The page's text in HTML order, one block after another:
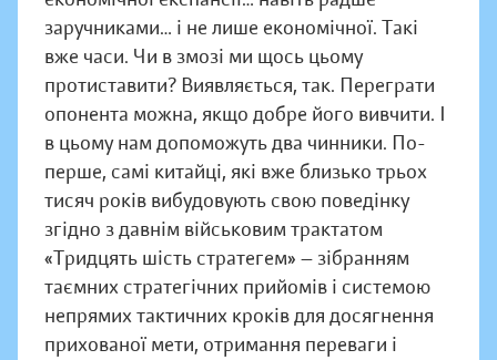
заручниками… і не лише економічної. Такі
вже часи. Чи в змозі ми щось цьому
протиставити? Виявляється, так. Переграти
опонента можна, якщо добре його вивчити. І
в цьому нам допоможуть два чинники. По-
перше, самі китайці, які вже близько трьох
тисяч років вибудовують свою поведінку
згідно з давнім військовим трактатом
«Тридцять шість стратегем» — зібранням
таємних стратегічних прийомів і системою
непрямих тактичних кроків для досягнення
прихованої мети, отримання переваги і